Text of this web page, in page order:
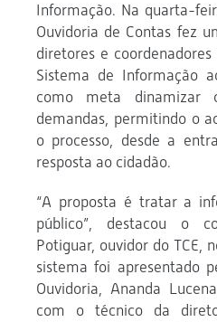
Informação. Na quarta-
Ouvidoria de Contas fez
diretores e
Sistema de Informação
como meta dinamizar
demandas, permitindo o
o processo, desde a
resposta ao cidadão.
“A proposta é tratar a
público”, destacou o
Potiguar, ouvidor do TCE,
sistema foi apresentado
Ouvidoria, Ananda
com o técnico da